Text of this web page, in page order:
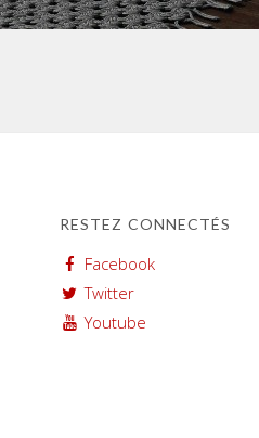
RESTEZ CONNECTÉS
Facebook
Twitter
Youtube